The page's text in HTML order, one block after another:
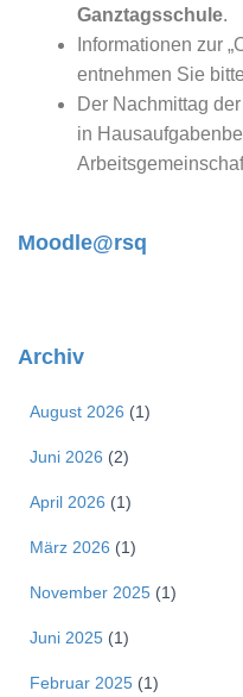
Ganztagsschule.
Informationen zur
entnehmen Sie
Der Nachmittag
in
Moodle@rsq
Archiv
August 2026 (1)
Juni 2026 (2)
April 2026 (1)
März 2026 (1)
November 2025 (1)
Juni 2025 (1)
Februar 2025 (1)